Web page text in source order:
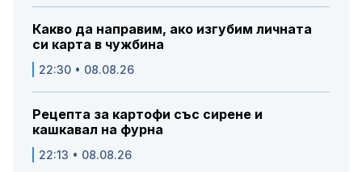
Какво да направим, ако изгубим личната
си карта в чужбина
22:30 • 08.08.26
Рецепта за картофи със сирене и
кашкавал на фурна
22:13 • 08.08.26